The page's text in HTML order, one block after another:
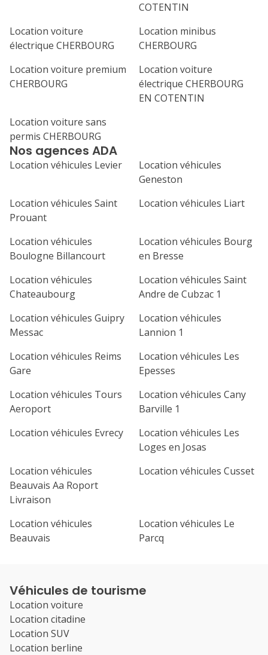
21 22 23 24
28 29 30
Nos agences ADA
Location véhicules Levier
Location véhicules
Geneston
Location véhicules Saint
Prouant
Location véhicules Liart
Location véhicules
Boulogne Billancourt
Location véhicules Bourg
en Bresse
Location véhicules
Chateaubourg
Location véhicules Saint
Andre de Cubzac 1
Location véhicules Guipry
Messac
Location véhicules
Lannion 1
Location véhicules Reims
Gare
Location véhicules Les
Epesses
Location véhicules Tours
Aeroport
Location véhicules Cany
Barville 1
Location véhicules Evrecy
Location véhicules Les
Loges en Josas
Location véhicules
Beauvais Aa Roport
Livraison
Location véhicules Cusset
Location véhicules
Beauvais
Location véhicules Le
Parcq
COTENTIN
Location voiture
électrique CHERBOURG
Location minibus
CHERBOURG
Location voiture premium
CHERBOURG
Location voiture
électrique CHERBOURG
EN COTENTIN
Location voiture sans
permis CHERBOURG
Véhicules de tourisme
Location voiture
Location citadine
Location SUV
Location berline